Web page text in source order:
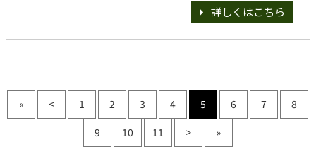
詳しくはこちら
« < 1 2 3 4 5 6 7
8
9
10 11 > »